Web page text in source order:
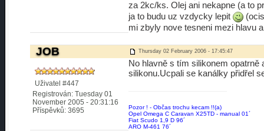
za 2kc/ks. Olej ani nekapne (a to
ja to budu uz vzdycky lepit
mi zbyly nove tesneni mezi hlavu
JOB Thursday 02 February 2006 - 17:45:47
Uživatel #447
Registrován: Tuesday 01
November 2005 - 20:31:16
Příspěvků: 3695
No hlavně s tím silikonem opatrně
silikonu.Ucpali se kanálky přidřel
Pozor ! - Občas trochu kecam !!(a)
Opel Omega C Caravan X25TD - manual 01´
Fiat Scudo 1,9 D 96´
ARO M-461 76´